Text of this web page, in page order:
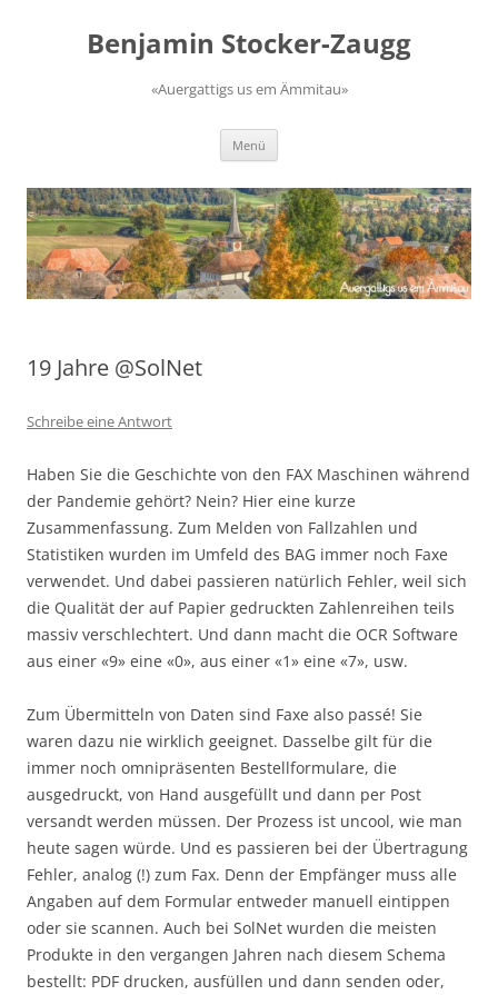
springenBenjamin Stocker-Zaugg
«Auergattigs us em Ämmitau»
Menü
19 Jahre @SolNet
Schreibe eine Antwort
Haben Sie die Geschichte von den FAX Maschinen während
der Pandemie gehört? Nein? Hier eine kurze
Zusammenfassung. Zum Melden von Fallzahlen und
Statistiken wurden im Umfeld des BAG immer noch Faxe
verwendet. Und dabei passieren natürlich Fehler, weil sich
die Qualität der auf Papier gedruckten Zahlenreihen teils
massiv verschlechtert. Und dann macht die OCR Software
aus einer «9» eine «0», aus einer «1» eine «7», usw.
Zum Übermitteln von Daten sind Faxe also passé! Sie
waren dazu nie wirklich geeignet. Dasselbe gilt für die
immer noch omnipräsenten Bestellformulare, die
ausgedruckt, von Hand ausgefüllt und dann per Post
versandt werden müssen. Der Prozess ist uncool, wie man
heute sagen würde. Und es passieren bei der Übertragung
Fehler, analog (!) zum Fax. Denn der Empfänger muss alle
Angaben auf dem Formular entweder manuell eintippen
oder sie scannen. Auch bei SolNet wurden die meisten
Produkte in den vergangen Jahren nach diesem Schema
bestellt: PDF drucken, ausfüllen und dann senden oder,